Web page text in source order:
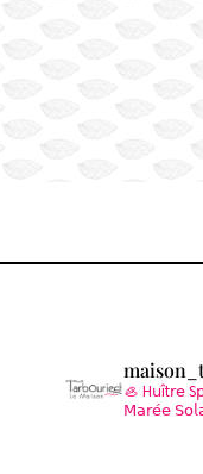
🦪 H𝗎ît𝗋𝖾
𝖬𝖺𝗋𝖾́𝖾